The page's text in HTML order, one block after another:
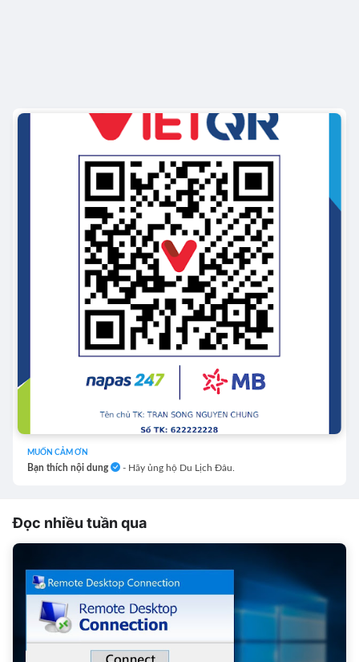
MUỐN CẢM ƠN
Bạn thích nội dung - Hãy ủng hộ Du Lịch Đâu.
Đọc nhiều tuần qua